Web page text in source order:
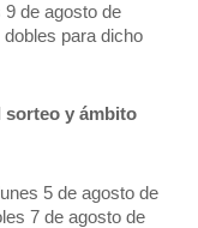
de agosto de
dobles para dicho
sorteo y ámbito
5 de agosto de
7 de agosto de